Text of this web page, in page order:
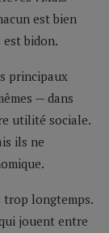
est bien
est bidon.
principaux
— dans
utilité sociale.
ils ne
trop longtemps.
jouent entre